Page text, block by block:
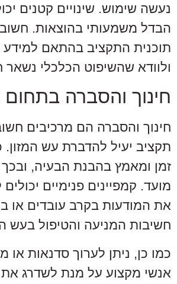
נעשה שימוש. שינויים קטנים
הבדל משמעותי בהוצאות.
תוכנית התקציב בהתאם
ולוודא שהשיפוט הכלכלי נשאר
חינוך והסברה
חינוך והסברה הם מרכיבים
תקציב יעיל להדברת עש
זמן ומאמץ בהבנת הבעיה,
מועד. קמפיינים פנימיים
את המודעות בקרב עובדים או
חשיבות המניעה והטיפול בעש
כמו כן, ניתן לערוך סדנאות או
אנשי מקצוע על מנת לשדרג